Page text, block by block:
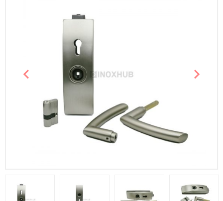
Предыдущий слайд